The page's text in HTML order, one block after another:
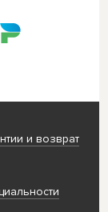
и возврат